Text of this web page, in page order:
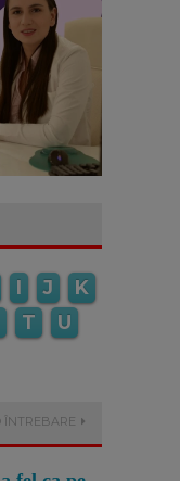
I J
K
T
U
ÎNTREBARE